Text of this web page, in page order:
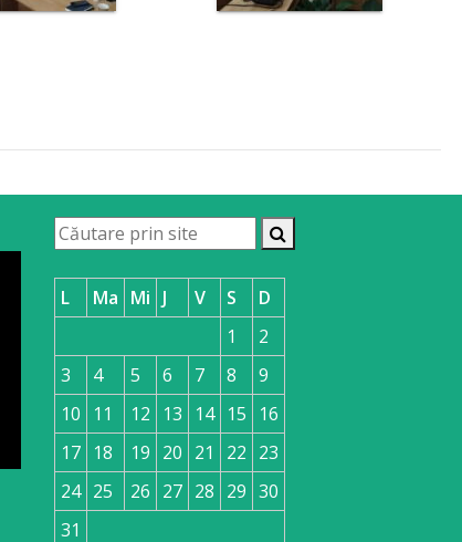
L Ma Mi J V S
D
1
2
3
4 5 6 7 8
9
10
11 12 13 14 15
16
17 18 19 20 21 22 23
24 25 26 27 28 29 30
31